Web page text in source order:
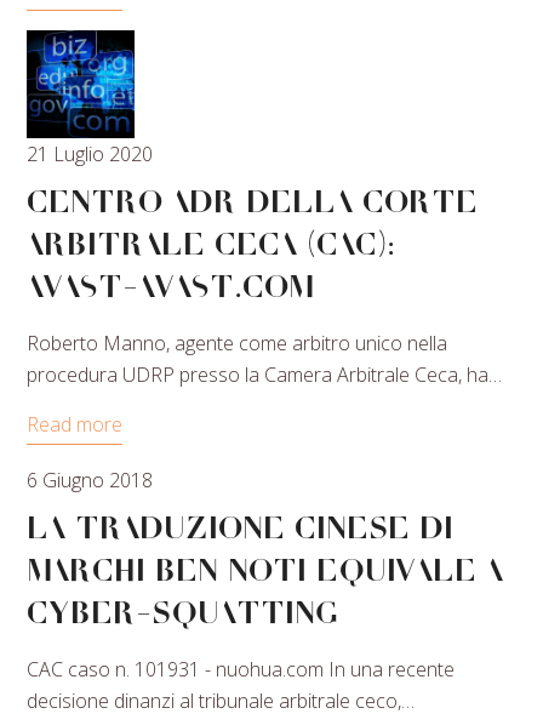
21 Luglio 2020
Centro ADR della Corte
Arbitrale Ceca (CAC):
AVAST-AVAST.COM
Roberto Manno, agente come arbitro unico nella
procedura UDRP presso la Camera Arbitrale Ceca, ha…
Read more
6 Giugno 2018
La traduzione cinese di
marchi ben noti equivale a
cyber-squatting
CAC caso n. 101931 - nuohua.com In una recente
decisione dinanzi al tribunale arbitrale ceco,…